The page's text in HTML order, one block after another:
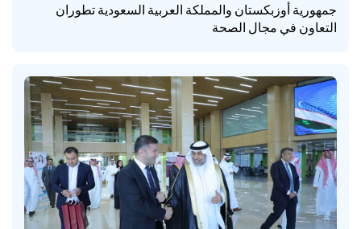
جمهورية أوزبكستان والمملكة العربية السعودية تطوران
التعاون في مجال الصحة